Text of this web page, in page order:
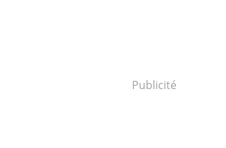
Publicité